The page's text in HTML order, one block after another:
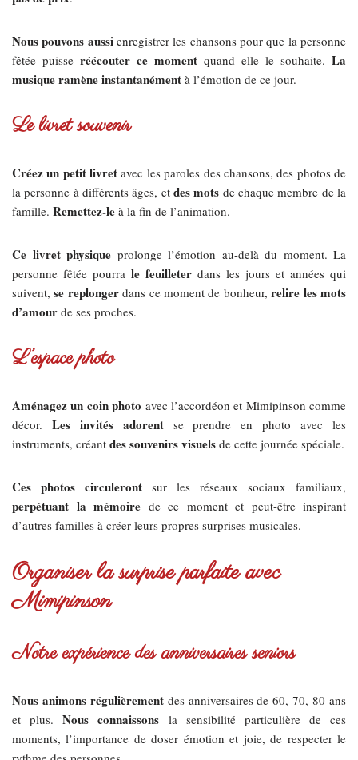
Nous pouvons aussienregistrer les chansons pour que la personne
fêtée puisse réécouter ce moment quand elle le souhaite. La
musique ramène instantanément à l’émotion de ce jour.
Le livret souvenir
Créez un petit livret avec les paroles des chansons, des photos de
la personne à différents âges, et des mots de chaque membre de la
famille. Remettez-le à la fin de l’animation.
Ce livret physique prolonge l’émotion au-delà du moment. La
personne fêtée pourra le feuilleter dans les jours et années qui
suivent,se replongerdans ce moment de bonheur,relire les mots
d’amour de ses proches.
L’espace photo
Aménagez un coin photo avec l’accordéon et Mimipinson comme
décor. Les invités adorentse prendre en photo avec les
instruments, créant des souvenirs visuels de cette journée spéciale.
Ces photos circuleront sur les réseaux sociaux familiaux,
perpétuant la mémoire de ce moment et peut-être inspirant
d’autres familles à créer leurs propres surprises musicales.
Organiser la surprise parfaite avec
Mimipinson
Notre expérience des anniversaires seniors
Nous animons régulièrementdes anniversaires de 60, 70, 80 ans
et plus.Nous connaissons la sensibilité particulière de ces
moments, l’importance de doser émotion et joie, de respecter le